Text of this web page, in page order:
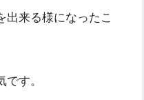
出来る様になったこ
す。